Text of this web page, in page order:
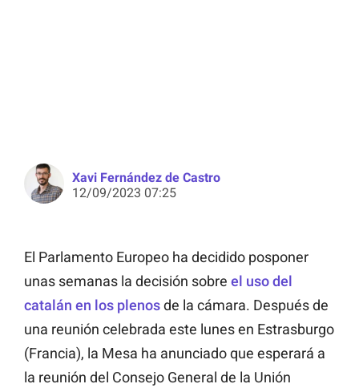
Xavi Fernández de Castro
12/09/2023 07:25
El Parlamento Europeo ha decidido posponer
unas semanas la decisión sobre el uso del
catalán en los plenosde la cámara. Después de
una reunión celebrada este lunes en Estrasburgo
(Francia), la Mesa ha anunciado que esperará a
la reunión del Consejo General de la Unión